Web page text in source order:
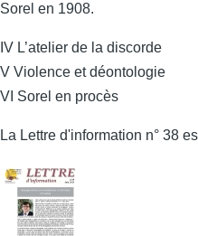
Sorel en 1908.
IV L’atelier de la discorde
V Violence et déontologie
VI Sorel en procès
La Lettre d'information n° 38